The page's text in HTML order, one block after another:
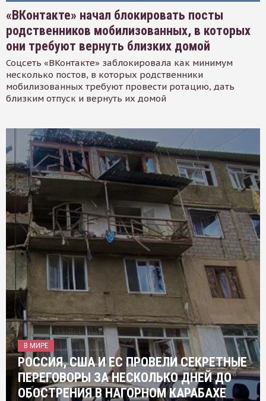
«ВКонтакте» начал блокировать посты
родственников мобилизованных, в которых
они требуют вернуть близких домой
Соцсеть «ВКонтакте» заблокировала как минимум
несколько постов, в которых родственники
мобилизованных требуют провести ротацию, дать
близким отпуск и вернуть их домой
В МИРЕ
РОССИЯ, США И ЕС ПРОВЕЛИ СЕКРЕТНЫЕ
ПЕРЕГОВОРЫ ЗА НЕСКОЛЬКО ДНЕЙ ДО
ОБОСТРЕНИЯ В НАГОРНОМ КАРАБАХЕ